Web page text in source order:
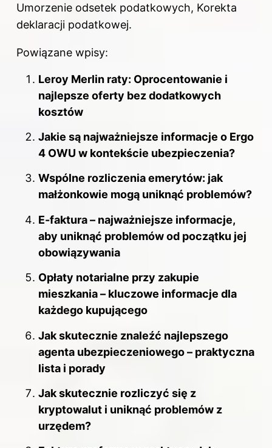
Umorzenie odsetek podatkowych, Korekta
deklaracji podatkowej.
Powiązane wpisy:
Leroy Merlin raty: Oprocentowanie i
najlepsze oferty bez dodatkowych
kosztów
Jakie są najważniejsze informacje o Ergo
4 OWU w kontekście ubezpieczenia?
Wspólne rozliczenia emerytów: jak
małżonkowie mogą uniknąć problemów?
E-faktura – najważniejsze informacje,
aby uniknąć problemów od początku jej
obowiązywania
Opłaty notarialne przy zakupie
mieszkania – kluczowe informacje dla
każdego kupującego
Jak skutecznie znaleźć najlepszego
agenta ubezpieczeniowego – praktyczna
lista i porady
Jak skutecznie rozliczyć się z
kryptowalut i uniknąć problemów z
urzędem?